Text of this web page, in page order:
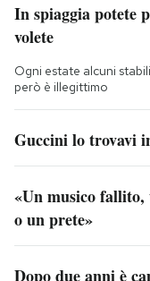
In spiaggia potete
volete
Ogni estate alcuni
però è illegittimo
Guccini lo trovavi
«Un musico
o un prete»
Dopo due anni è